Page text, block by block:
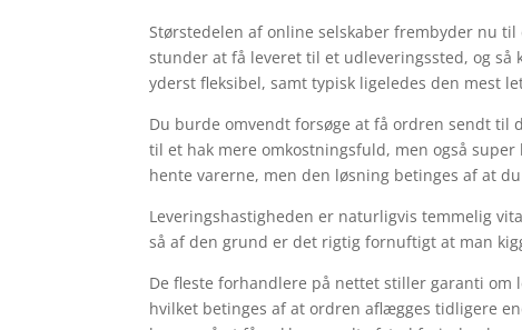
Størstedelen af online selskaber frembyder nu
stunder at få leveret til et udleveringssted, og
yderst fleksibel, samt typisk ligeledes den mest
Du burde omvendt forsøge at få ordren sendt til
til et hak mere omkostningsfuld, men også
hente varerne, men den løsning betinges af at
Leveringshastigheden er naturligvis temmelig
så af den grund er det rigtig fornuftigt at man
De fleste forhandlere på nettet stiller garanti om
hvilket betinges af at ordren aflægges tidligere